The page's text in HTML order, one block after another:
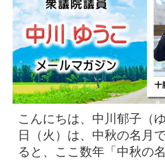
こんにちは、中川郁子（
日（火）は、中秋の名月
ると、ここ数年「中秋の